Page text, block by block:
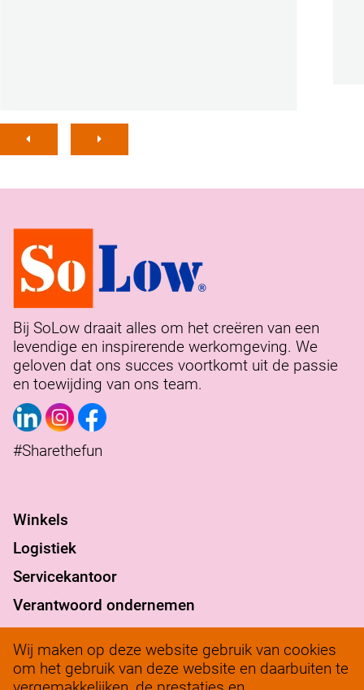
Bij SoLow draait alles om het creëren van een
levendige en inspirerende werkomgeving. We
geloven dat ons succes voortkomt uit de passie
en toewijding van ons team.
#Sharethefun
Winkels
Logistiek
Servicekantoor
Verantwoord ondernemen
werkenbij@solow.nl
+ 31 345 62 14 32
Wij maken op deze website gebruik van cookies
om het gebruik van deze website en daarbuiten te